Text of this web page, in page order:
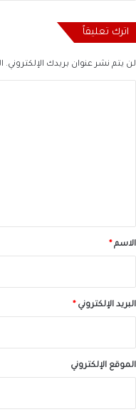
اترك تعليقاً
لن يتم نشر عنوان بريدك الإلكتروني.
*الاسم*
البريد الإلكتروني*
الموقع الإلكتروني